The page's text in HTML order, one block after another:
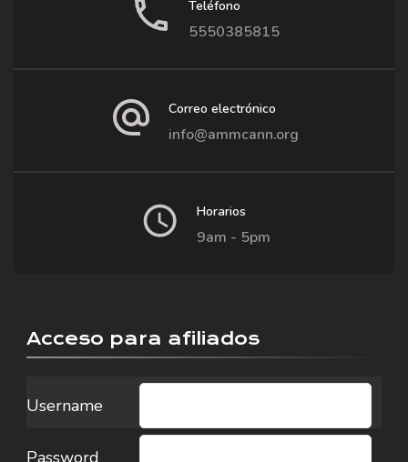
Teléfono
5550385815
Correo electrónico
info@ammcann.org
Horarios
9am - 5pm
Acceso para afiliados
Username
Password